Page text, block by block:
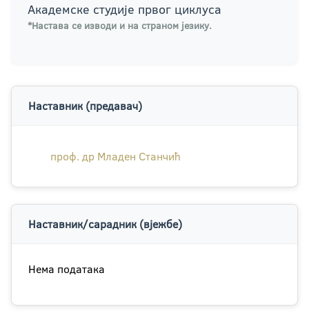
Академске студије првог циклуса
*Настава се изводи и на страном језику.
Наставник (предавач)
проф. др Младен Станчић
Наставник/сарадник (вјежбе)
Нема података